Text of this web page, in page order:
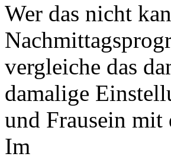
Wer das nicht
vergleiche das
damalige
und Frausein mit
Im